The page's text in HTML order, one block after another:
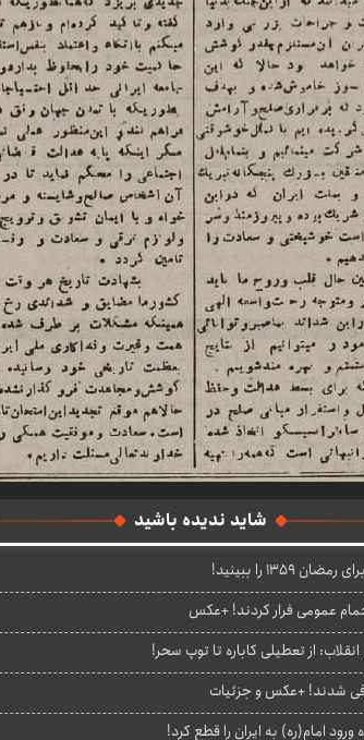
شاید ندیده باشید
را ببینید!
عمومی فرار کردند! +عکس
از تعطیلی کاباره تا توپ سحر!
شدند! +عکس و جزئیات
امام(ره) به ایران را قطع کرد!